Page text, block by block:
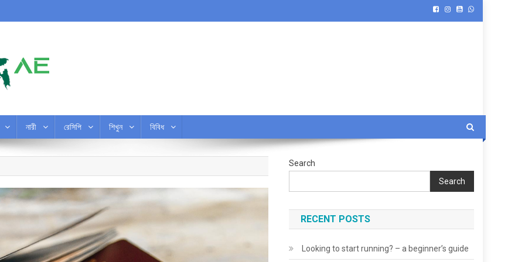
নারী রেসিপি শিখুন বিবিধ
Search
Search
RECENT POSTS
Looking to start running? – a beginner’s guide